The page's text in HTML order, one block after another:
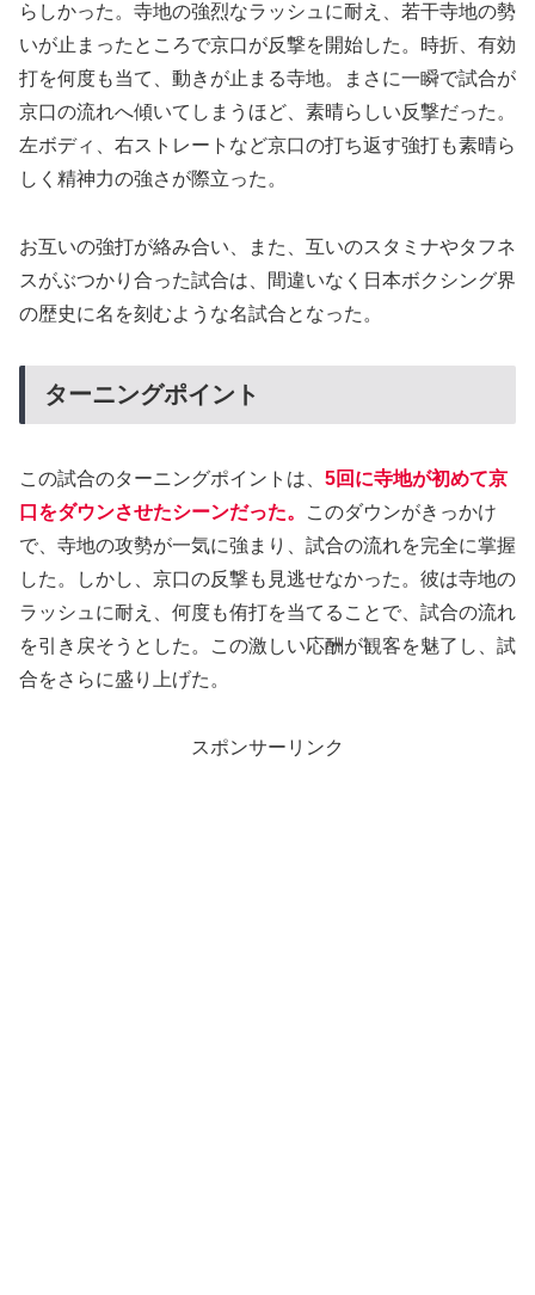
らしかった。寺地の強烈なラッシュに耐え、若干寺地の勢
いが止まったところで京口が反撃を開始した。時折、有効
打を何度も当て、動きが止まる寺地。まさに一瞬で試合が
京口の流れへ傾いてしまうほど、素晴らしい反撃だった。
左ボディ、右ストレートなど京口の打ち返す強打も素晴ら
しく精神力の強さが際立った。
お互いの強打が絡み合い、また、互いのスタミナやタフネ
スがぶつかり合った試合は、間違いなく日本ボクシング界
の歴史に名を刻むような名試合となった。
ターニングポイント
この試合のターニングポイントは、 5回に寺地が初めて京
口をダウンさせたシーンだった。
このダウンがきっかけ
で、寺地の攻勢が一気に強まり、試合の流れを完全に掌握
した。しかし、京口の反撃も見逃せなかった。彼は寺地の
ラッシュに耐え、何度も侑打を当てることで、試合の流れ
を引き戻そうとした。この激しい応酬が観客を魅了し、試
合をさらに盛り上げた。
スポンサーリンク